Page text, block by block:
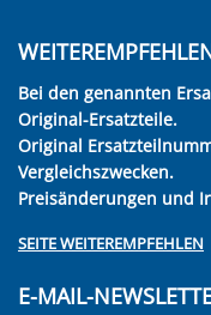
Bei den genannten
Original-Ersatzteile.
Original
Vergleichszwecken.
Preisänderungen und
SEITE WEITEREMPFEHLEN
E-MAIL-